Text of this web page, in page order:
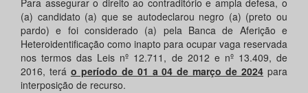
Para assegurar o direito ao contraditório e ampla defesa, o
(a) candidato (a) que se autodeclarou negro (a) (preto ou
pardo) e foi considerado (a) pela Banca de Aferição e
Heteroidentificação como inapto para ocupar vaga reservada
nos termos das Leis nº 12.711, de 2012 e nº 13.409, de
2016, terá o período de 01 a 04 de março de 2024 para
interposição de recurso.